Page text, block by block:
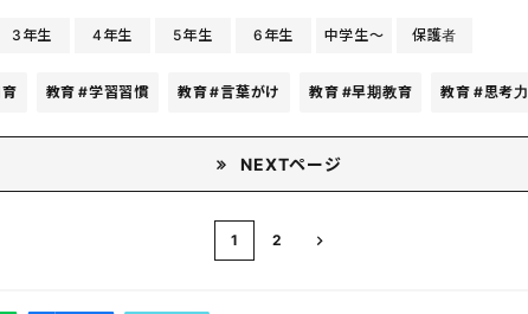
3年生 4年生 5年生 6年生 中学生〜 保護者
教育 #学習習慣 教育#言葉がけ 教育 #早期教育 教育 #思考力
NEXTページ
1 2